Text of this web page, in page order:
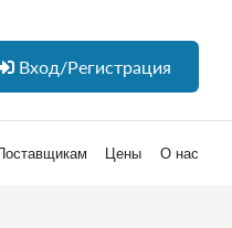
Вход/Регистрация
Цены О нас